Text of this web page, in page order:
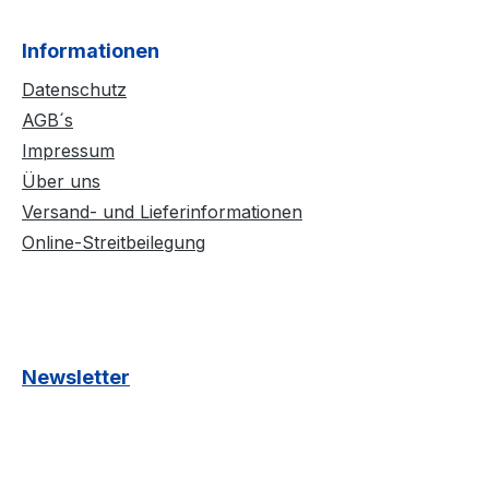
das
weich
Informationen
Datenschutz
AGB´s
Impressum
Über uns
Versand- und Lieferinformationen
Online-Streitbeilegung
Newsletter